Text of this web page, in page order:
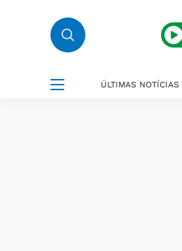
ÚLTIMAS NOTÍCIAS